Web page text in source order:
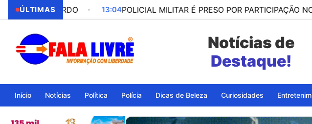
ÚLTIMAS
BORDO 13:04POLICIAL MILITAR É PRESO POR PARTICIPAÇÃO NO
Notícias de
Destaque!
Início Notícias Política Polícia Dicas de Beleza Curiosidades